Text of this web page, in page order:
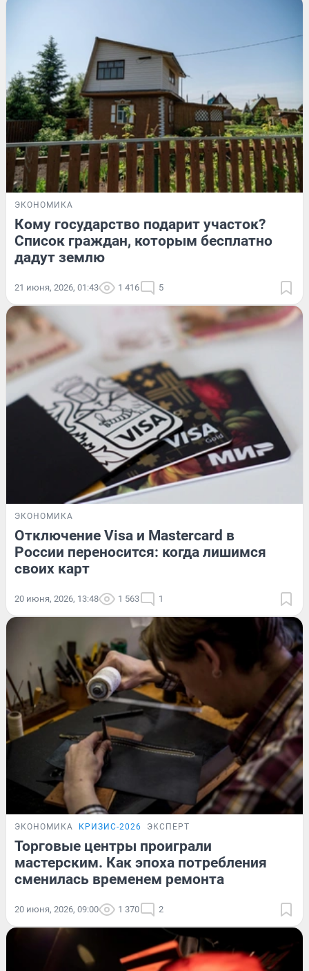
ЭКОНОМИКА
Кому государство подарит участок?
Список граждан, которым бесплатно
дадут землю
21 июня, 2026, 01:43 1 416 5
ЭКОНОМИКА
Отключение Visa и Mastercard в
России переносится: когда лишимся
своих карт
20 июня, 2026, 13:48 1 563 1
ЭКОНОМИКА КРИЗИС-2026 ЭКСПЕРТ
Торговые центры проиграли
мастерским. Как эпоха потребления
сменилась временем ремонта
20 июня, 2026, 09:00 1 370 2